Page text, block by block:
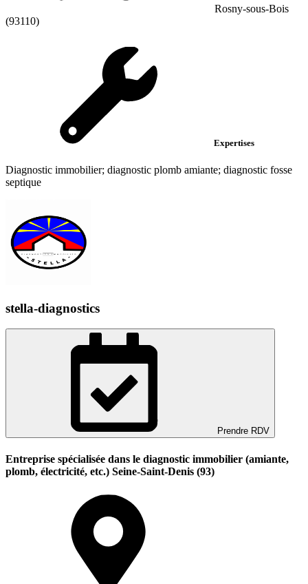
Rosny-sous-Bois
(93110)
Expertises
Diagnostic immobilier; diagnostic plomb amiante; diagnostic fosse
septique
stella-diagnostics
Prendre RDV
Entreprise spécialisée dans le diagnostic immobilier (amiante,
plomb, électricité, etc.) Seine-Saint-Denis (93)